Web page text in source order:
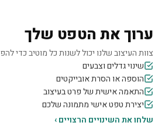
ערוך את הטפט שלך
צוות העיצוב שלנו יכול לשנות כל מוטיב כדי
שינוי גדלים וצבעים
הוספה או הסרת אובייקטים
התאמה אישית של פרט בעיצוב
יצירת טפט אישי מתמונה שלכם
שלחו את השינויים הרצויים ›